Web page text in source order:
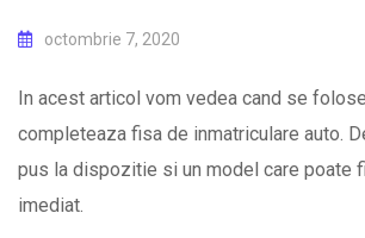
octombrie 7, 2020
In acest articol vom vedea cand se
completeaza fisa de inmatriculare auto.
pus la dispozitie si un model care poate
imediat.